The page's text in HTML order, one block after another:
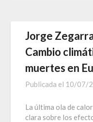
Jorge
Cambio
muertes en
Publicada el 10/07/
La última ola de
clara sobre los